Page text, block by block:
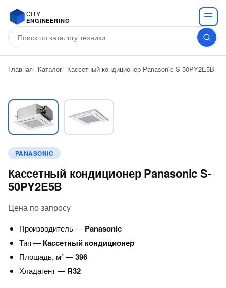
CITY
ENGINEERING
Главная Каталог Кассетный кондиционер Panasonic S-50PY2E5B
PANASONIC
Кассетный кондиционер Panasonic S-
50PY2E5B
Цена по запросу
Производитель — Panasonic
Тип — Кассетный кондиционер
Площадь, м² —396
Хладагент — R32